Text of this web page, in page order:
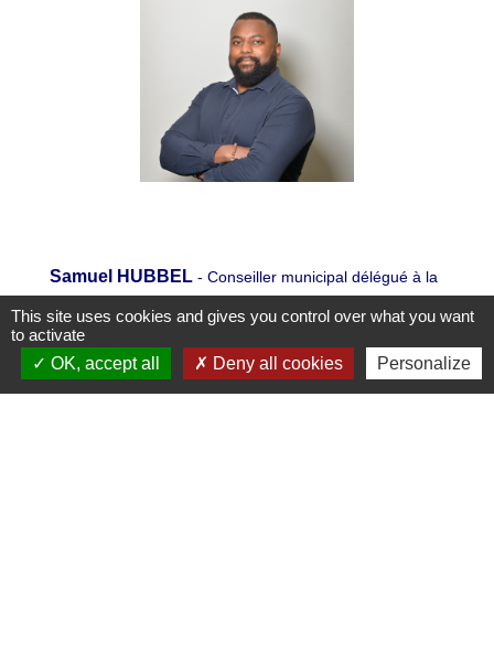
Samuel HUBBEL - Conseiller municipal délégué à la
Tranquilité publique
This site uses cookies and gives you control over what you want
to activate
OK, accept all
Deny all cookies Personalize